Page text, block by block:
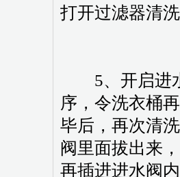
打开过滤器清
5、开启进水
序，令洗衣桶
毕后，再次清
阀里面拔出来
再插进进水阀